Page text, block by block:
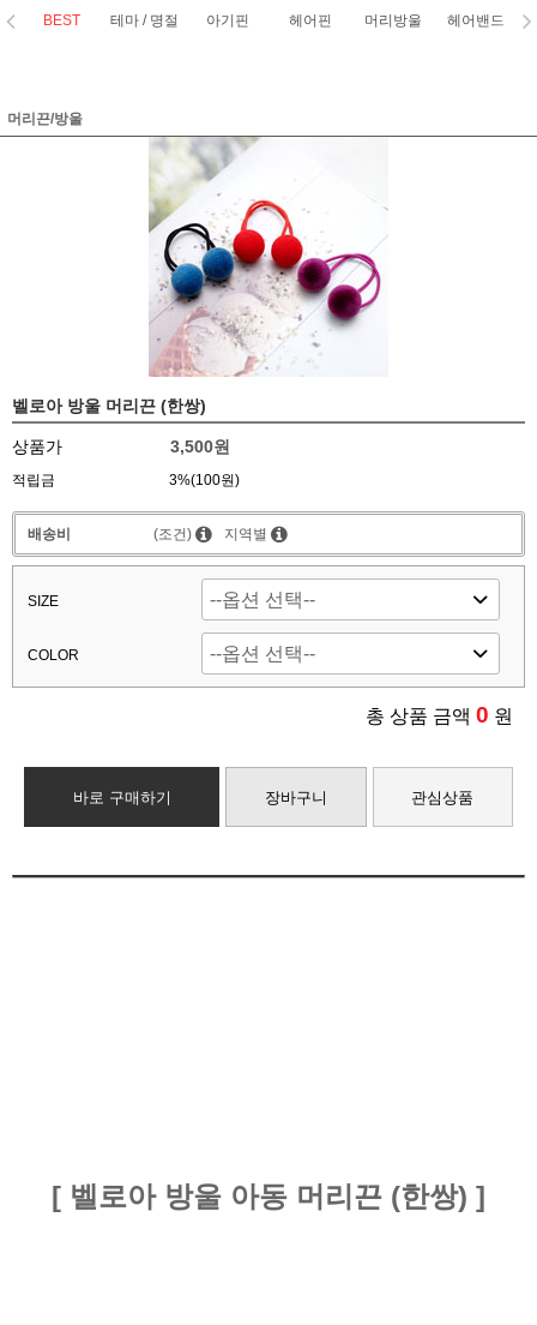
BEST 테마 / 명절 아기핀 헤어핀 머리방울 헤어밴드
머리끈/방울
벨로아 방울 머리끈 (한쌍)
상품가 3,500원
적립금 3%(100원)
배송비 (조건) 지역별
SIZE
COLOR
총 상품 금액 0 원
바로 구매하기 장바구니 관심상품
[ 벨로아 방울 아동 머리끈 (한쌍) ]